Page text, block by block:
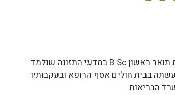
טליה קפלן היא דיאטנית קלינית, בעלת תואר ראשון B.Sc במדעי התזונה שנלמד
בבית חולים אסף הרופא ובעקבותיו
הבריאות.